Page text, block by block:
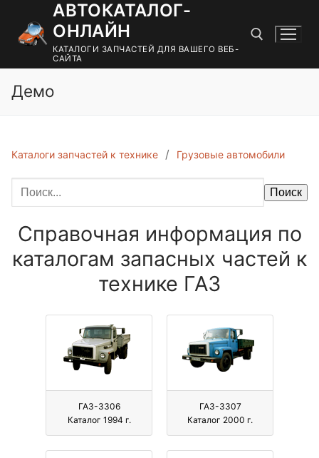
содержимому
АВТОКАТАЛОГ-
ОНЛАЙН
КАТАЛОГИ ЗАПЧАСТЕЙ ДЛЯ ВАШЕГО ВЕБ-
САЙТА
Демо
Каталоги запчастей к технике Грузовые автомобили
Поиск
Справочная информация по
каталогам запасных частей к
технике ГАЗ
ГАЗ-3306
Каталог 1994 г.
ГАЗ-3307
Каталог 2000 г.